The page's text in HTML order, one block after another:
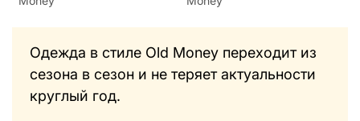
Одежда в стиле Old Money переходит из
сезона в сезон и не теряет актуальности
круглый год.